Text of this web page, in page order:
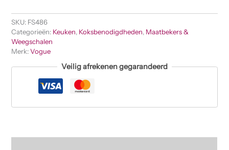
SKU: FS486
Categorieën: Keuken, Koksbenodigdheden, Maatbekers &
Weegschalen
Merk:Vogue
Veilig afrekenen gegarandeerd